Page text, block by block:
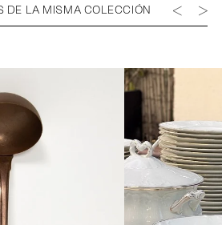
DE LA MISMA COLECCIÓN